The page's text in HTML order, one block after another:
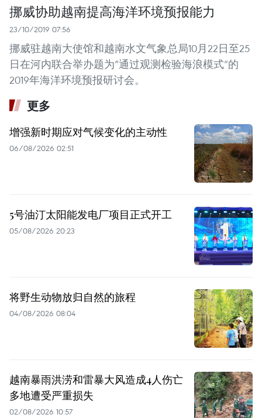
挪威协助越南提高海洋环境预报能力
23/10/2019 07:56
挪威驻越南大使馆和越南水文气象总局10月22日至25
日在河内联合举办题为“通过观测检验海浪模式”的
2019年海洋环境预报研讨会。
更多
增强新时期应对气候变化的主动性
06/08/2026 02:51
5号油汀太阳能发电厂项目正式开工
05/08/2026 20:23
将野生动物放归自然的旅程
04/08/2026 08:04
越南暴雨洪涝和雷暴大风造成4人伤亡
多地遭受严重损失
02/08/2026 10:57